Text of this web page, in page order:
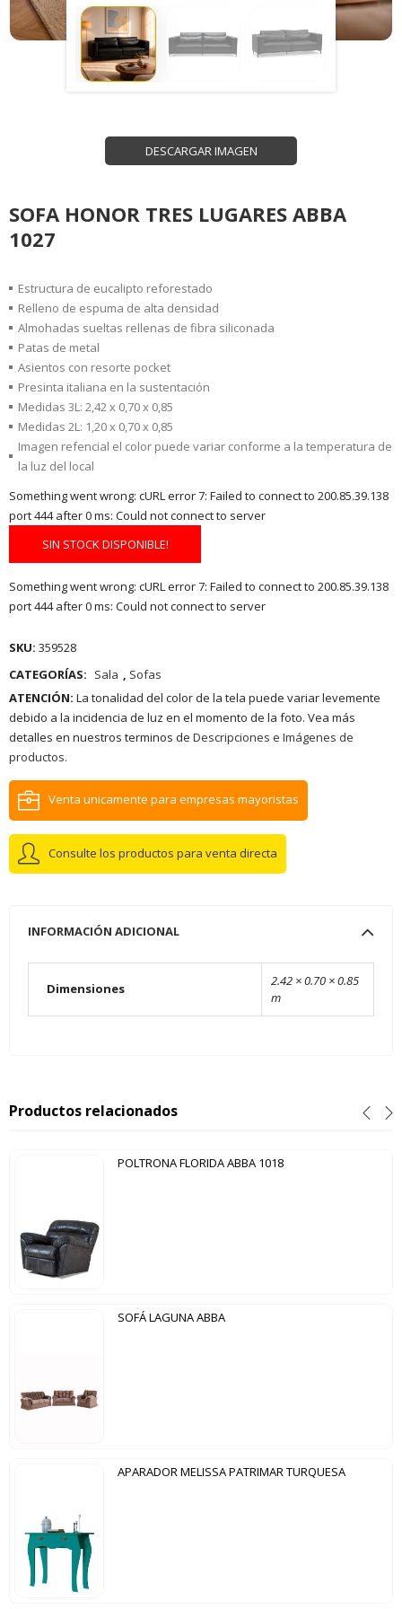
DESCARGAR IMAGEN
SOFA HONOR TRES LUGARES ABBA
1027
Estructura de eucalipto reforestado
Relleno de espuma de alta densidad
Almohadas sueltas rellenas de fibra siliconada
Patas de metal
Asientos con resorte pocket
Presinta italiana en la sustentación
Medidas 3L: 2,42 x 0,70 x 0,85
Medidas 2L: 1,20 x 0,70 x 0,85
Imagen refencial el color puede variar conforme a la temperatura de
la luz del local
Something went wrong: cURL error 7: Failed to connect to 200.85.39.138
port 444 after 0 ms: Could not connect to server
SIN STOCK DISPONIBLE!
Something went wrong: cURL error 7: Failed to connect to 200.85.39.138
port 444 after 0 ms: Could not connect to server
SKU: 359528
CATEGORÍAS: Sala , Sofas
ATENCIÓN: La tonalidad del color de la tela puede variar levemente
debido a la incidencia de luz en el momento de la foto. Vea más
detalles en nuestros terminos de Descripciones e Imágenes de
productos.
Venta unicamente para empresas mayoristas
Consulte los productos para venta directa
INFORMACIÓN ADICIONAL
Dimensiones
2.42 × 0.70 × 0.85
m
Productos relacionados
POLTRONA FLORIDA ABBA 1018
SOFÁ LAGUNA ABBA
APARADOR MELISSA PATRIMAR TURQUESA